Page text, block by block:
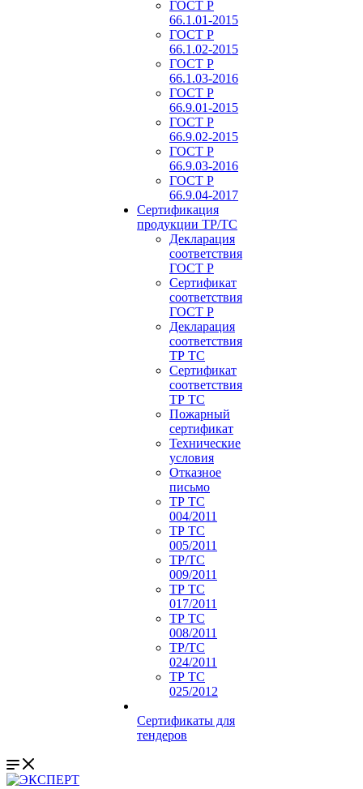
ГОСТ Р
66.1.01-2015
ГОСТ Р
66.1.02-2015
ГОСТ Р
66.1.03-2016
ГОСТ Р
66.9.01-2015
ГОСТ Р
66.9.02-2015
ГОСТ Р
66.9.03-2016
ГОСТ Р
66.9.04-2017
Сертификация
продукции ТР/ТС
Декларация
соответствия
ГОСТ Р
Сертификат
соответствия
ГОСТ Р
Декларация
соответствия
ТР ТС
Сертификат
соответствия
ТР ТС
Пожарный
сертификат
Технические
условия
Отказное
письмо
ТР ТС
004/2011
ТР ТС
005/2011
ТР/ТС
009/2011
ТР ТС
017/2011
ТР ТС
008/2011
ТР/ТС
024/2011
ТР ТС
025/2012
Сертификаты для
тендеров